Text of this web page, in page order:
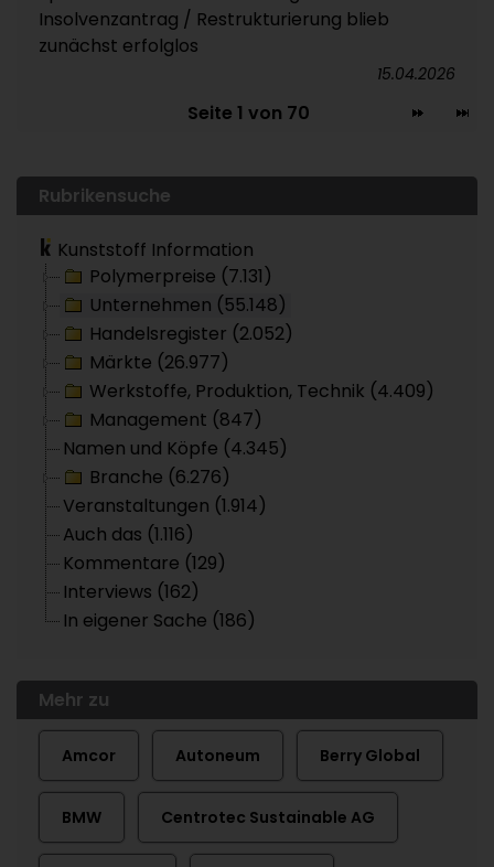
Insolvenzantrag / Restrukturierung blieb
zunächst erfolglos
15.04.2026
Seite 1 von 70
Rubrikensuche
Kunststoff Information
Polymerpreise (7.131)
Unternehmen (55.148)
Handelsregister (2.052)
Märkte (26.977)
Werkstoffe, Produktion, Technik (4.409)
Management (847)
Namen und Köpfe (4.345)
Branche (6.276)
Veranstaltungen (1.914)
Auch das (1.116)
Kommentare (129)
Interviews (162)
In eigener Sache (186)
Mehr zu
Amcor Autoneum Berry Global
BMW Centrotec Sustainable AG